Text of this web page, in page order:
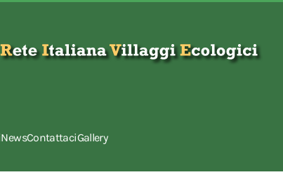
NewsContattaciGallery